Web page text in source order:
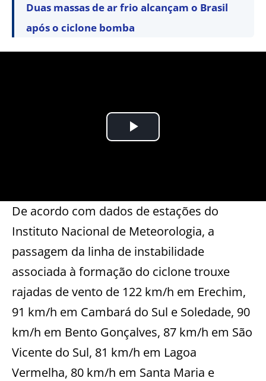
Duas massas de ar frio alcançam o Brasil
após o ciclone bomba
De acordo com dados de estações do
Instituto Nacional de Meteorologia, a
passagem da linha de instabilidade
associada à formação do ciclone trouxe
rajadas de vento de 122 km/h em Erechim,
91 km/h em Cambará do Sul e Soledade, 90
km/h em Bento Gonçalves, 87 km/h em São
Vicente do Sul, 81 km/h em Lagoa
Vermelha, 80 km/h em Santa Maria e